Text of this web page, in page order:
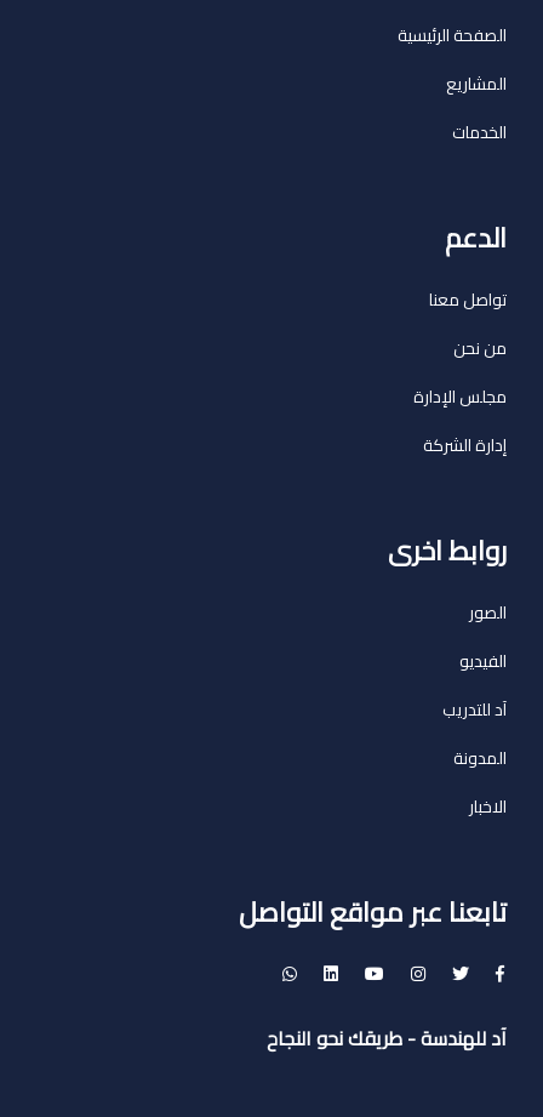
الصفحة الرئيسية
المشاريع
الخدمات
الدعم
تواصل معنا
من نحن
مجلس الإدارة
إدارة الشركة
روابط اخرى
الصور
الفيديو
آد للتدريب
المدونة
الاخبار
تابعنا عبر مواقع التواصل
آد للهندسة - طريقك نحو النجاح